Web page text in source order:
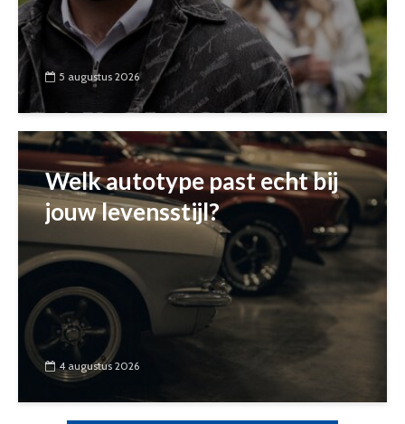
5 augustus 2026
Welk autotype past echt bij
jouw levensstijl?
4 augustus 2026